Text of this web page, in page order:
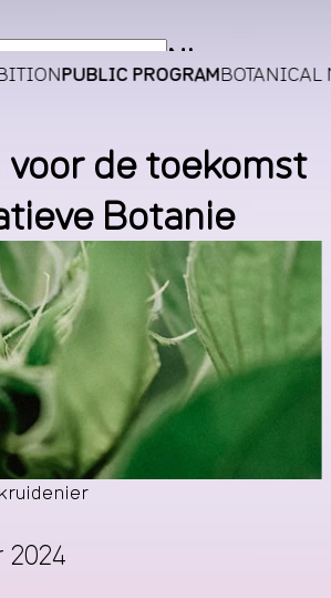
NL
PUBLIC PROGRAMBOTANICAL
voor de toekomst
Botanie
2024